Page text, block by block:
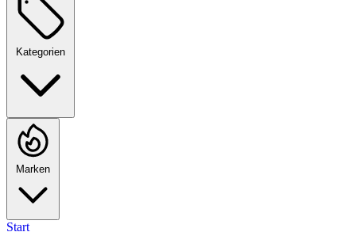
Kategorien
Marken
Start